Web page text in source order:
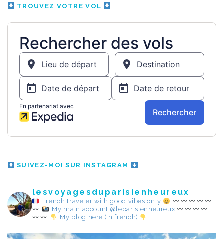
TROUVEZ VOTRE VOL
SUIVEZ-MOI SUR INSTAGRAM
lesvoyagesduparisienheureux
French traveler with good vibes only
My main account @leparisienheureux
My blog here (in french)